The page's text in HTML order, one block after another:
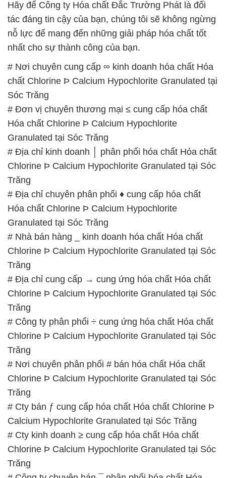
Hãy để Công ty Hóa chất Đắc Trường Phát là đối
tác đáng tin cậy của bạn, chúng tôi sẽ không ngừng
nỗ lực để mang đến những giải pháp hóa chất tốt
nhất cho sự thành công của bạn.
# Nơi chuyên cung cấp ∞ kinh doanh hóa chất Hóa
chất Chlorine Þ Calcium Hypochlorite Granulated tại
Sóc Trăng
# Đơn vị chuyên thương mại ≤ cung cấp hóa chất
Hóa chất Chlorine Þ Calcium Hypochlorite
Granulated tại Sóc Trăng
# Địa chỉ kinh doanh │ phân phối hóa chất Hóa chất
Chlorine Þ Calcium Hypochlorite Granulated tại Sóc
Trăng
# Địa chỉ chuyên phân phối ♦ cung cấp hóa chất
Hóa chất Chlorine Þ Calcium Hypochlorite
Granulated tại Sóc Trăng
# Nhà bán hàng _ kinh doanh hóa chất Hóa chất
Chlorine Þ Calcium Hypochlorite Granulated tại Sóc
Trăng
# Địa chỉ cung cấp → cung ứng hóa chất Hóa chất
Chlorine Þ Calcium Hypochlorite Granulated tại Sóc
Trăng
# Công ty phân phối ÷ cung ứng hóa chất Hóa chất
Chlorine Þ Calcium Hypochlorite Granulated tại Sóc
Trăng
# Nơi chuyên phân phối # bán hóa chất Hóa chất
Chlorine Þ Calcium Hypochlorite Granulated tại Sóc
Trăng
# Cty bán ƒ cung cấp hóa chất Hóa chất Chlorine Þ
Calcium Hypochlorite Granulated tại Sóc Trăng
# Cty kinh doanh ≥ cung cấp hóa chất Hóa chất
Chlorine Þ Calcium Hypochlorite Granulated tại Sóc
Trăng